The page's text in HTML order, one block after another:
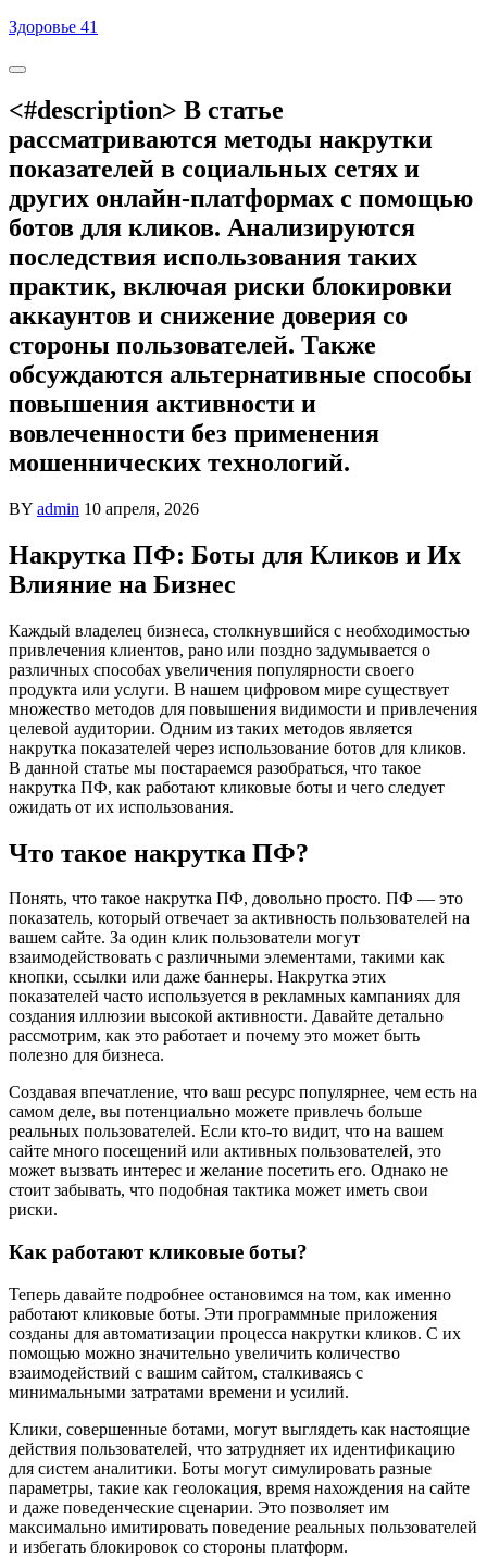
Skip
content
Здоровье 41
<#description> В статье
рассматриваются методы накрутки
показателей в социальных сетях и
других онлайн-платформах с помощью
ботов для кликов. Анализируются
последствия использования таких
практик, включая риски блокировки
аккаунтов и снижение доверия со
стороны пользователей. Также
обсуждаются альтернативные способы
повышения активности и
вовлеченности без применения
мошеннических технологий.
BY admin 10 апреля, 2026
Накрутка ПФ: Боты для Кликов и Их
Влияние на Бизнес
Каждый владелец бизнеса, столкнувшийся с необходимостью
привлечения клиентов, рано или поздно задумывается о
различных способах увеличения популярности своего
продукта или услуги. В нашем цифровом мире существует
множество методов для повышения видимости и привлечения
целевой аудитории. Одним из таких методов является
накрутка показателей через использование ботов для кликов.
В данной статье мы постараемся разобраться, что такое
накрутка ПФ, как работают кликовые боты и чего следует
ожидать от их использования.
Что такое накрутка ПФ?
Понять, что такое накрутка ПФ, довольно просто. ПФ — это
показатель, который отвечает за активность пользователей на
вашем сайте. За один клик пользователи могут
взаимодействовать с различными элементами, такими как
кнопки, ссылки или даже баннеры. Накрутка этих
показателей часто используется в рекламных кампаниях для
создания иллюзии высокой активности. Давайте детально
рассмотрим, как это работает и почему это может быть
полезно для бизнеса.
Создавая впечатление, что ваш ресурс популярнее, чем есть на
самом деле, вы потенциально можете привлечь больше
реальных пользователей. Если кто-то видит, что на вашем
сайте много посещений или активных пользователей, это
может вызвать интерес и желание посетить его. Однако не
стоит забывать, что подобная тактика может иметь свои
риски.
Как работают кликовые боты?
Теперь давайте подробнее остановимся на том, как именно
работают кликовые боты. Эти программные приложения
созданы для автоматизации процесса накрутки кликов. С их
помощью можно значительно увеличить количество
взаимодействий с вашим сайтом, сталкиваясь с
минимальными затратами времени и усилий.
Клики, совершенные ботами, могут выглядеть как настоящие
действия пользователей, что затрудняет их идентификацию
для систем аналитики. Боты могут симулировать разные
параметры, такие как геолокация, время нахождения на сайте
и даже поведенческие сценарии. Это позволяет им
максимально имитировать поведение реальных пользователей
и избегать блокировок со стороны платформ.